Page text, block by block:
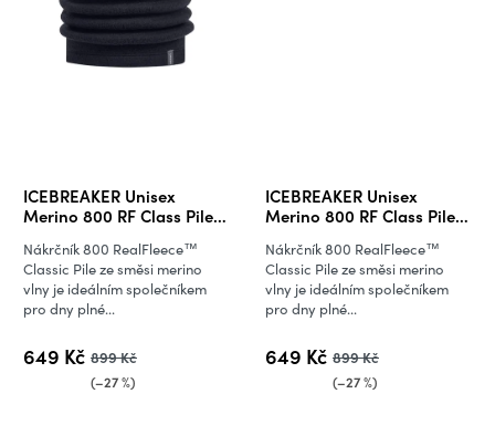
ICEBREAKER Unisex
Merino 800 RF Class Pile
(vzorek)
649 Kč 899 Kč
(–27 %)
Nákrčník 800 RealFleece™
Classic Pile ze směsi merino
vlny je ideálním společníkem
pro dny plné...
ICEBREAKER Unisex
Merino 800 RF Class Pile
649 Kč 899 Kč
(–27 %)
Nákrčník 800 RealFleece™
Classic Pile ze směsi merino
vlny je ideálním společníkem
pro dny plné...